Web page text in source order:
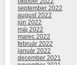
september 2022
august 2022
jún 2022
máj 2022
marec 2022
február 2022
január 2022
december 2021